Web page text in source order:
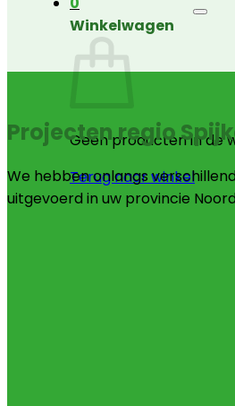
Winkelwagen
Geen producten in de
Terug naar winkel
Projecten regio
We hebben onlangs
uitgevoerd in uw provincie